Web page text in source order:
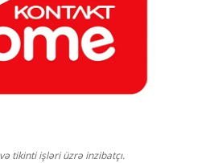
tikinti işləri üzrə inzibatçı.